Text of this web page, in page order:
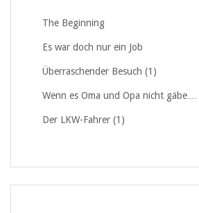
The Beginning
Es war doch nur ein Job
Überraschender Besuch (1)
Wenn es Oma und Opa nicht gäbe…
Der LKW-Fahrer (1)